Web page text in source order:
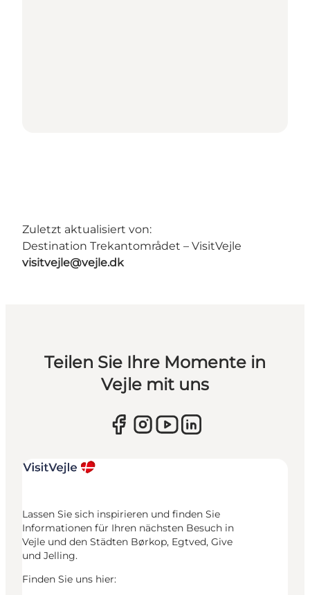
Zuletzt aktualisiert von:
Destination Trekantområdet – VisitVejle
visitvejle@vejle.dk
Teilen Sie Ihre Momente in
Vejle mit uns
Lassen Sie sich inspirieren und finden Sie
Informationen für Ihren nächsten Besuch in
Vejle und den Städten Børkop, Egtved, Give
und Jelling.
Finden Sie uns hier: